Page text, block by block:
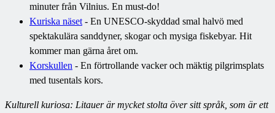
minuter från Vilnius. En must-do!
Kuriska näset - En UNESCO-skyddad smal halvö med
spektakulära sanddyner, skogar och mysiga fiskebyar. Hit
kommer man gärna året om.
Korskullen - En förtrollande vacker och mäktig pilgrimsplats
med tusentals kors.
Kulturell kuriosa: Litauer är mycket stolta över sitt språk, som är ett